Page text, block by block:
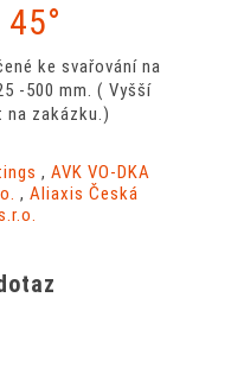
ke svařování na
-500 mm. ( Vyšší
na zakázku.)
, AVK VO-DKA
, Aliaxis Česká